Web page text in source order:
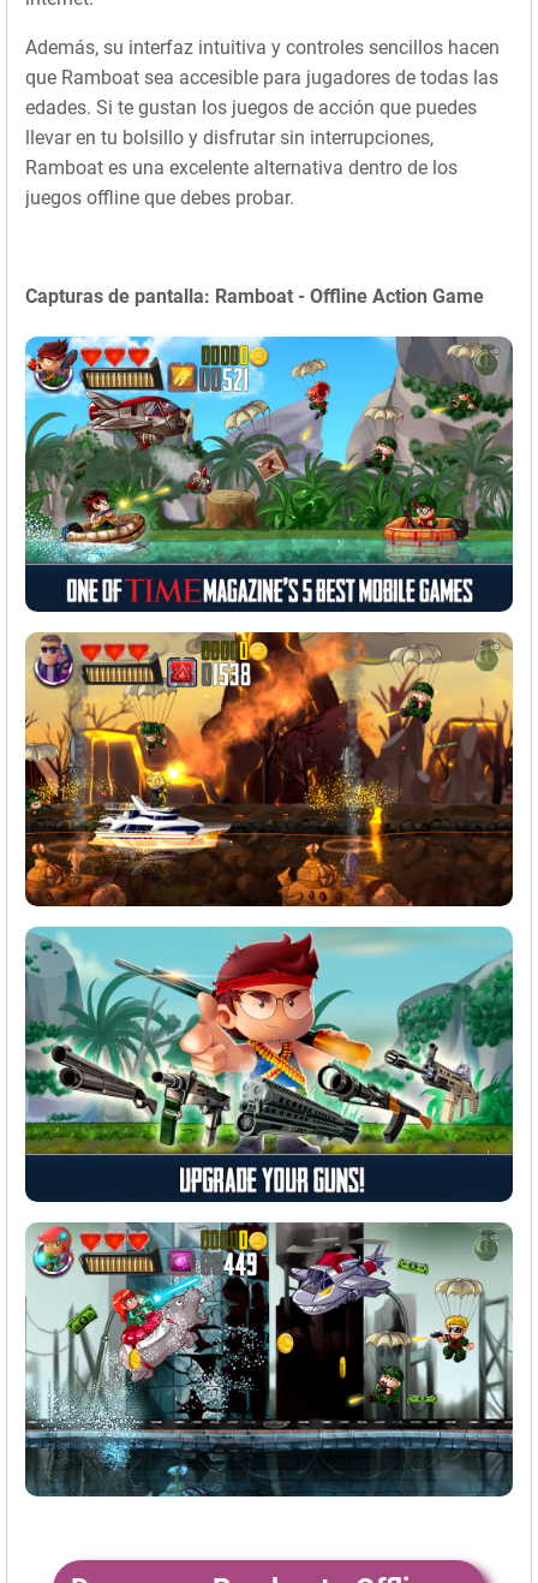
Además, su interfaz intuitiva y controles sencillos hacen
que Ramboat sea accesible para jugadores de todas las
edades. Si te gustan los juegos de acción que puedes
llevar en tu bolsillo y disfrutar sin interrupciones,
Ramboat es una excelente alternativa dentro de los
juegos offline que debes probar.
Capturas de pantalla: Ramboat - Offline Action Game